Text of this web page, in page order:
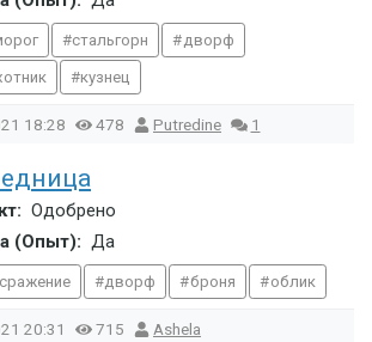
стальгорн дворф
кузнец
18:28 478 Putredine 1
Одобрено
(Опыт): Да
сражение дворф броня облик
20:31 715 Ashela